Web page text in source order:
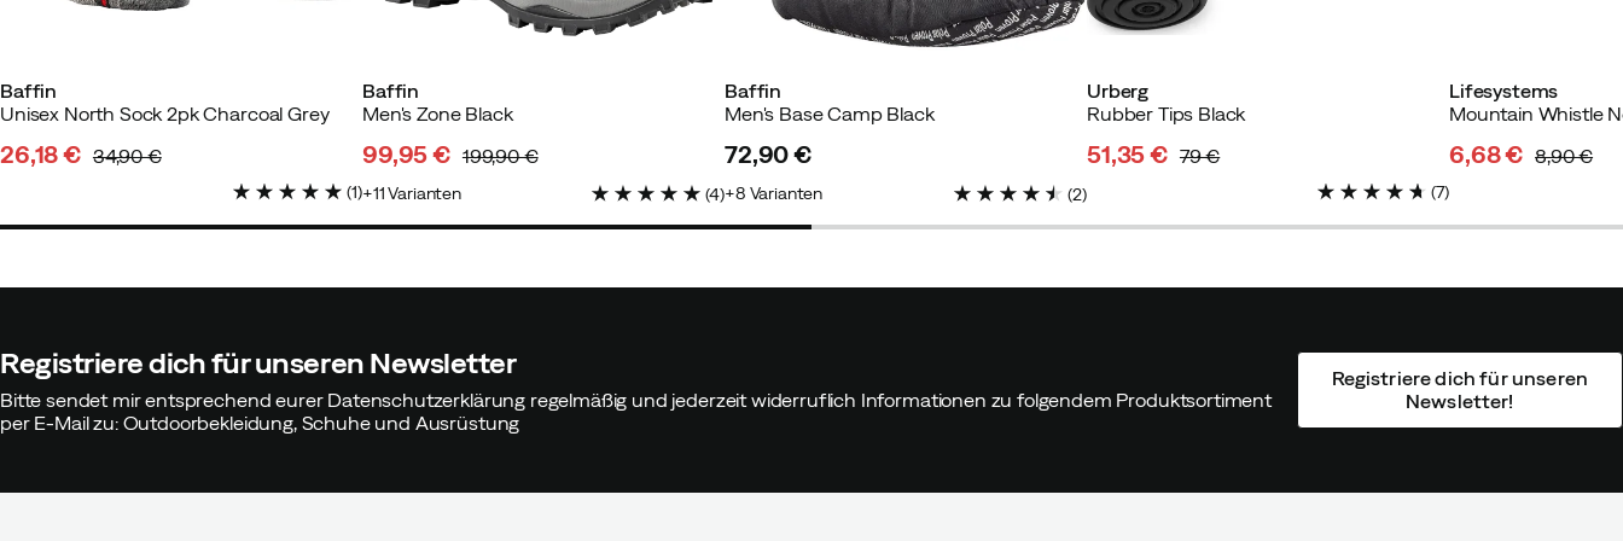
Baffin
Unisex North Sock 2pk Charcoal Grey
26,18 € 34,90 €
(1)
Baffin
Men's Zone Black
price
99,95 €
price
199,90 €
11 Varianten (4)
Baffin
Men's Base Camp Black
72,90 €
8 Varianten (2)
Urberg
Rubber Tips Black
price
51,35 €
price
79 €
(7)
Lifesystems
Mountain Whistle
6,68 € 8,90 €
Registriere dich für unseren Newsletter
Bitte sendet mir entsprechend eurer Datenschutzerklärung regelmäßig und jederzeit widerruflich Informationen zu folgendem Produktsortiment
per E-Mail zu: Outdoorbekleidung, Schuhe und Ausrüstung
Registriere dich für unseren
Newsletter!